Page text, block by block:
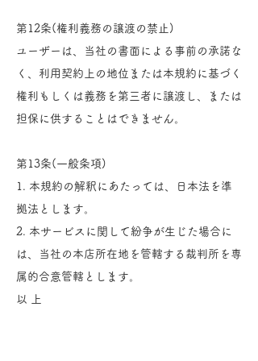
第12条(権利義務の譲渡の禁止)
ユーザーは、当社の書面による事前の承諾な
く、利用契約上の地位または本規約に基づく
権利もしくは義務を第三者に譲渡し、または
担保に供することはできません。
第13条(一般条項)
1. 本規約の解釈にあたっては、日本法を準
拠法とします。
2. 本サービスに関して紛争が生じた場合に
は、当社の本店所在地を管轄する裁判所を専
属的合意管轄とします。
以 上